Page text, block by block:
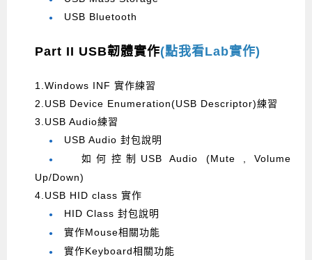
● USB Bluetooth
Part II USB韌體實作(點我看Lab實作)
1.Windows INF 實作練習
2.USB Device Enumeration(USB Descriptor)練習
3.USB Audio練習
● USB Audio 封包說明
●
如何控制USB Audio (Mute , Volume
Up/Down)
4.USB HID class 實作
● HID Class 封包說明
● 實作Mouse相關功能
● 實作Keyboard相關功能